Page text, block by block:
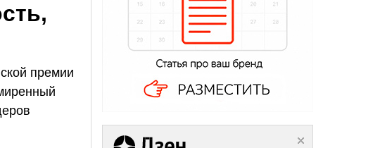
премии